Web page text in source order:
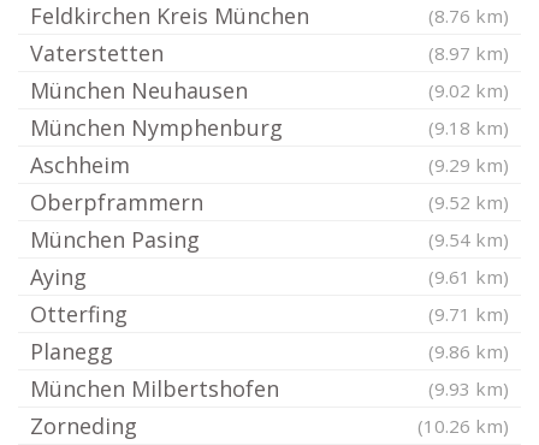
Feldkirchen Kreis München (8.76 km)
Vaterstetten (8.97 km)
München Neuhausen (9.02 km)
München Nymphenburg (9.18 km)
Aschheim (9.29 km)
Oberpframmern (9.52 km)
München Pasing (9.54 km)
Aying (9.61 km)
Otterfing (9.71 km)
Planegg (9.86 km)
München Milbertshofen (9.93 km)
Zorneding (10.26 km)